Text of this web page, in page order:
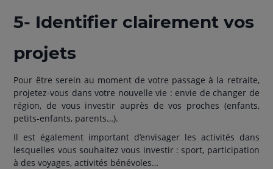
5- Identifier clairement vos
projets
Pour être serein au moment de votre passage à la retraite,
projetez-vous dans votre nouvelle vie : envie de changer de
région, de vous investir auprès de vos proches (enfants,
petits-enfants, parents…).
Il est également important d’envisager les activités dans
lesquelles vous souhaitez vous investir : sport, participation
à des voyages, activités bénévoles…